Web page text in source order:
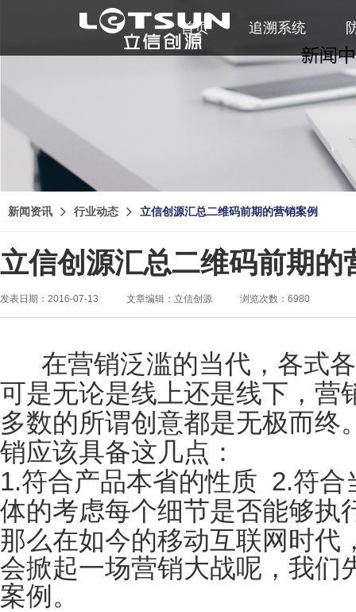
首页 追溯系统
新闻资讯 行业动态 立信创源汇总二维码前期的营销案例
立信创源汇总二维码前期的
发表日期：2016-07-13 文章编辑：立信创源 浏览次数：6980
在营销泛滥的当代，各式
可是无论是线上还是线下，营
多数的所谓创意都是无极而终
销应该具备这几点：
1.符合产品本省的性质 2.符合
体的考虑每个细节是否能够执
那么在如今的移动互联网时代
会掀起一场营销大战呢，我们
案例。